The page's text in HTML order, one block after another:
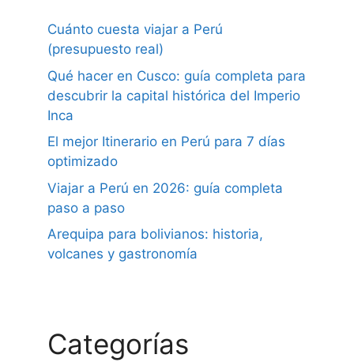
Cuánto cuesta viajar a Perú
(presupuesto real)
Qué hacer en Cusco: guía completa para
descubrir la capital histórica del Imperio
Inca
El mejor Itinerario en Perú para 7 días
optimizado
Viajar a Perú en 2026: guía completa
paso a paso
Arequipa para bolivianos: historia,
volcanes y gastronomía
Categorías